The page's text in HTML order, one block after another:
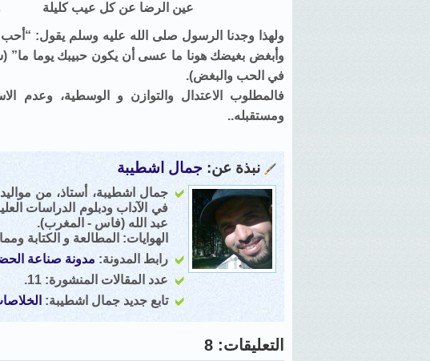
عين الرضا عن كل عيب كليلة
ولهذا وجدنا الرسول صلى الله عليه وسلم يقول:
وأبغض بغيضك هونا ما عسى أن يكون حبيبك يوما ما”
في الحب والبغض).
فالمطلوب الاعتدال والتوازن و الوسطية، وعدم
ومستقبله..
نبذة عن: جمال اشطيبة
في الآداب ودبلوم الدراسات
عبد الله (فاس - المغرب).
الهوايات: المطالعة و الكتابة
رابط المدونة: مدونة صناعة
عدد المقالات المنشورة: 11.
تابع جديد جمال اشطيبة:
التعليقات: 8